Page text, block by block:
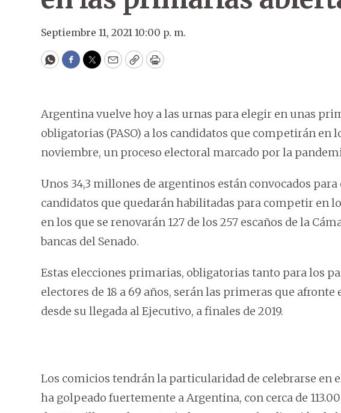
Septiembre 11, 2021 10:00 p. m.
WhatsApp
Facebook
Twitter
EmailCopyPrint
Argentina vuelve hoy a las urnas para elegir en unas
obligatorias (PASO) a los candidatos que competirán en
noviembre, un proceso electoral marcado por la
Unos 34,3 millones de argentinos están convocados
candidatos que quedarán habilitadas para competir en
en los que se renovarán 127 de los 257 escaños de la
bancas del Senado.
Estas elecciones primarias, obligatorias tanto para los
electores de 18 a 69 años, serán las primeras que
desde su llegada al Ejecutivo, a finales de 2019.
Los comicios tendrán la particularidad de celebrarse en
ha golpeado fuertemente a Argentina, con cerca de